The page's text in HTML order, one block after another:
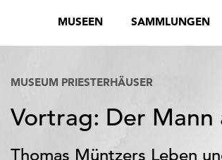
MUSEEN SAMMLUNGEN
MUSEUM PRIESTERHÄUSER
Vortrag: Der Mann
Thomas Müntzers Leben